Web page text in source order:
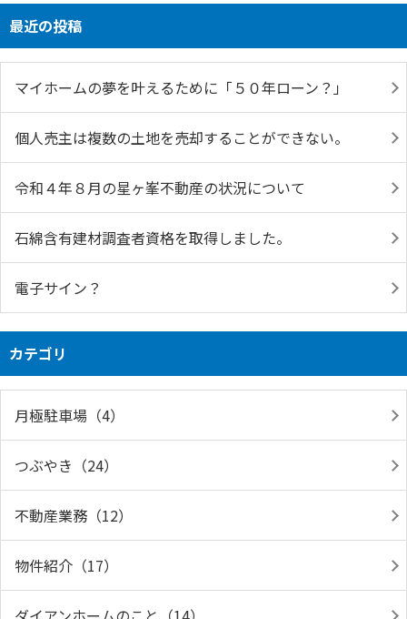
最近の投稿
マイホームの夢を叶えるために「５０年ローン？」
個人売主は複数の土地を売却することができない。
令和４年８月の星ヶ峯不動産の状況について
石綿含有建材調査者資格を取得しました。
電子サイン？
カテゴリ
月極駐車場（4）
つぶやき（24）
不動産業務（12）
物件紹介（17）